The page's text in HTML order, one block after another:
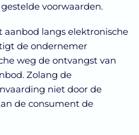
voorwaarden.
langs elektronische
de ondernemer
weg de ontvangst van
Zolang de
niet door de
de consument de